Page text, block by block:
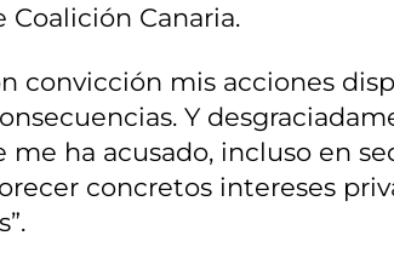
Coalición Canaria.
convicción mis acciones
Y
ha acusado, incluso en
concretos intereses